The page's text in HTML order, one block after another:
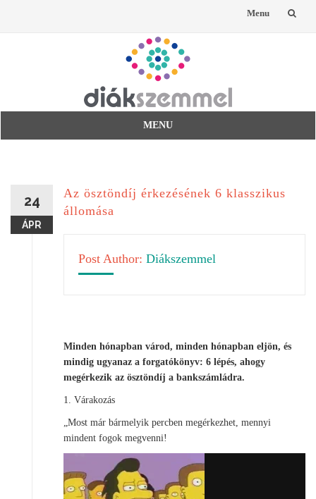
Menu
MENU
24
ÁPR
Az ösztöndíj érkezésének 6 klasszikus
állomása
Post Author: Diákszemmel
Minden hónapban várod, minden hónapban eljön, és
mindig ugyanaz a forgatókönyv: 6 lépés, ahogy
megérkezik az ösztöndíj a bankszámládra.
1. Várakozás
„Most már bármelyik percben megérkezhet, mennyi
mindent fogok megvenni!